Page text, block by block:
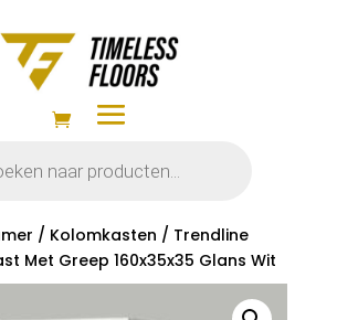
/ Kolomkasten / Trendline
Met Greep 160x35x35 Glans Wit